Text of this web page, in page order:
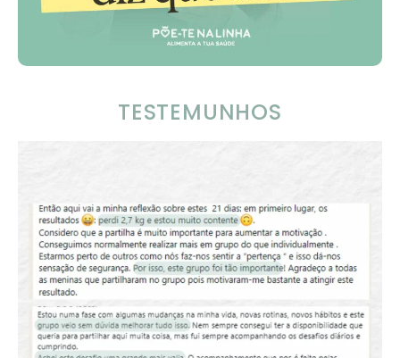
TESTEMUNHOS